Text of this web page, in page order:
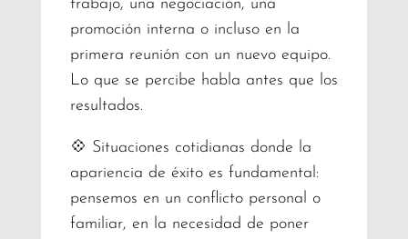
trabajo, una negociación, una
promoción interna o incluso en la
primera reunión con un nuevo equipo.
Lo que se percibe habla antes que los
resultados.
💠 Situaciones cotidianas donde la
apariencia de éxito es fundamental:
pensemos en un conflicto personal o
familiar, en la necesidad de poner